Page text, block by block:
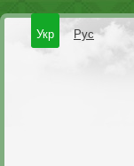
Укр Рус